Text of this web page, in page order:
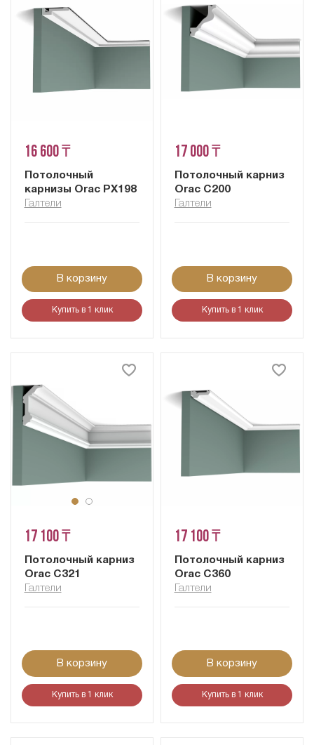
16 600 ₸
Потолочный
карнизы Orac PX198
Галтели
В корзину
Купить в 1 клик
17 000 ₸
Потолочный карниз
Orac C200
Галтели
В корзину
Купить в 1 клик
17 100 ₸
Потолочный карниз
Orac C321
Галтели
В корзину
Купить в 1 клик
17 100 ₸
Потолочный карниз
Orac C360
Галтели
В корзину
Купить в 1 клик